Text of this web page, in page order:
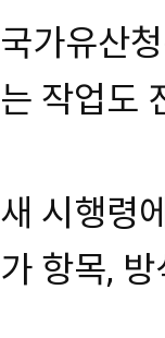
국가유산
는 작업도
새 시행령
가 항목,